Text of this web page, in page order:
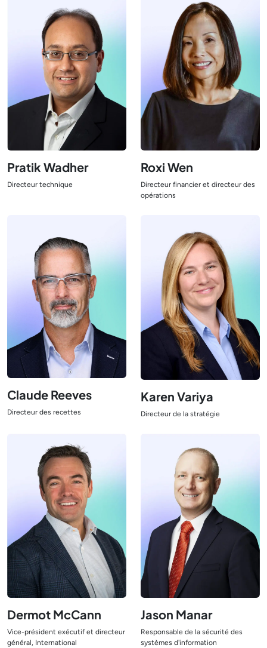
Pratik Wadher
Directeur technique
Roxi Wen
Directeur financier et directeur des
opérations
Claude Reeves
Directeur des recettes
Karen Variya
Directeur de la stratégie
Dermot McCann
Vice-président exécutif et directeur
général, International
Jason Manar
Responsable de la sécurité des
systèmes d'information